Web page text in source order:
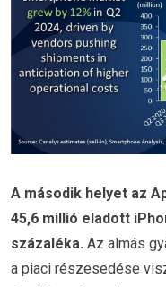
A második helyet az
45,6 millió eladott
százaléka. Az almás
a piaci részesedése